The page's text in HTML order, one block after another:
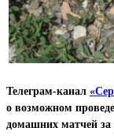
Телеграм-канал
о возможном
домашних матчей за